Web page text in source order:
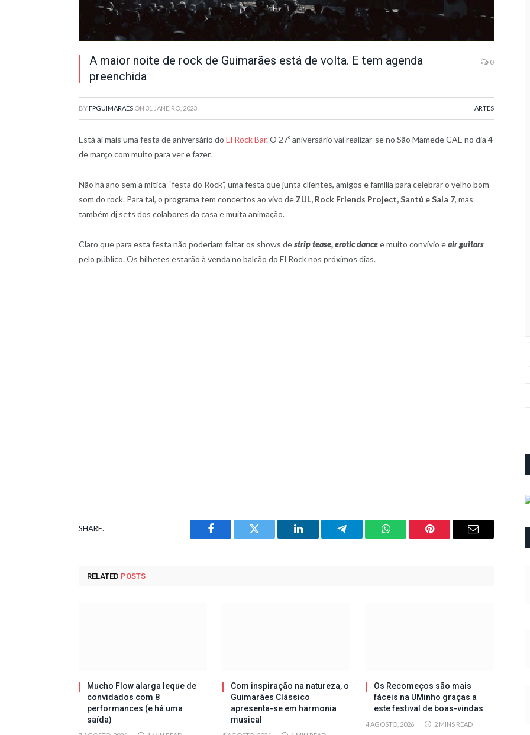
A maior noite de rock de Guimarães está de volta. E tem agenda
preenchida
0
BY FPGUIMARÃES ON 31 JANEIRO, 2023 ARTES
Está aí mais uma festa de aniversário do El Rock Bar. O 27º aniversário vai realizar-se no São Mamede CAE no dia 4
de março com muito para ver e fazer.
Não há ano sem a mítica “festa do Rock”, uma festa que junta clientes, amigos e família para celebrar o velho bom
som do rock. Para tal, o programa tem concertos ao vivo de ZUL, Rock Friends Project, Santú e Sala 7, mas
também dj sets dos colabores da casa e muita animação.
Claro que para esta festa não poderiam faltar os shows destrip tease, erotic dancee muito convívio eair guitars
pelo público. Os bilhetes estarão à venda no balcão do El Rock nos próximos dias.
SHARE.
Facebook Twitter LinkedIn Telegram WhatsAppPinterest Email
RELATED POSTS
Mucho Flow alarga leque de
convidados com 8
performances (e há uma
saída)
Com inspiração na natureza, o
Guimarães Clássico
apresenta-se em harmonia
musical
Os Recomeços são mais
fáceis na UMinho graças a
este festival de boas-vindas
4 AGOSTO, 2026 2 MINS READ